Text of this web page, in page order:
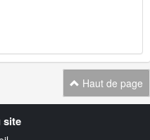
Haut de page
site